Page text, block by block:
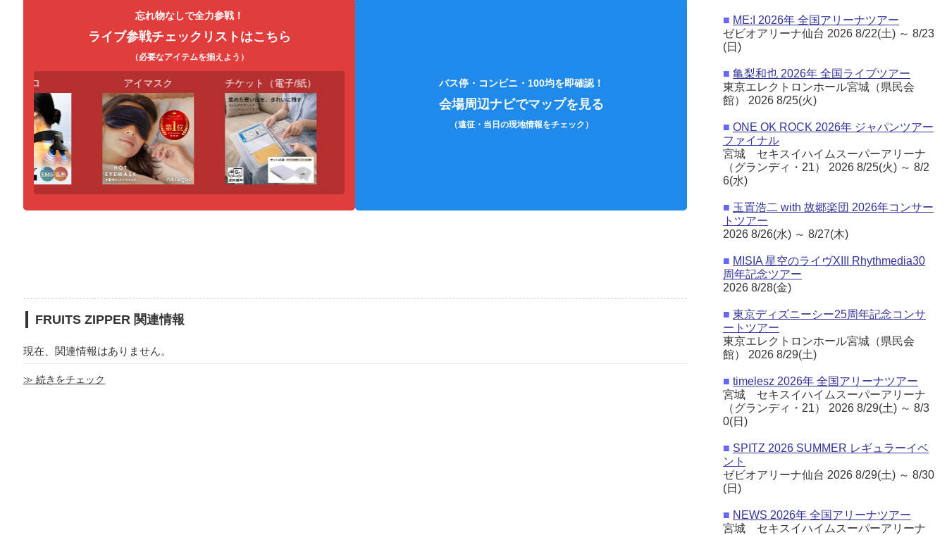
忘れ物なしで全力参戦！
ライブ参戦チェックリストはこちら
（必要なアイテムを揃えよう）
アイマスク チケット（電子/紙） メインバッグ（リュック等） 双眼鏡ストラップ
バス停・コンビニ・100均を即確認！
会場周辺ナビでマップを見る
（遠征・当日の現地情報をチェック）
FRUITS ZIPPER 関連情報
現在、関連情報はありません。
≫ 続きをチェック
■ ME:I 2026年 全国アリーナツアー
ゼビオアリーナ仙台 2026 8/22(土) ～ 8/23
(日)
■ 亀梨和也 2026年 全国ライブツアー
東京エレクトロンホール宮城（県民会
館） 2026 8/25(火)
■ ONE OK ROCK 2026年 ジャパンツアー
ファイナル
宮城 セキスイハイムスーパーアリーナ
（グランディ・21） 2026 8/25(火) ～ 8/2
6(水)
■ 玉置浩二 with 故郷楽団 2026年コンサー
トツアー
2026 8/26(水) ～ 8/27(木)
■ MISIA 星空のライヴXIII Rhythmedia30
周年記念ツアー
2026 8/28(金)
■ 東京ディズニーシー25周年記念コンサ
ートツアー
東京エレクトロンホール宮城（県民会
館） 2026 8/29(土)
■ timelesz 2026年 全国アリーナツアー
宮城 セキスイハイムスーパーアリーナ
（グランディ・21） 2026 8/29(土) ～ 8/3
0(日)
■ SPITZ 2026 SUMMER レギュラーイベ
ント
ゼビオアリーナ仙台 2026 8/29(土) ～ 8/30
(日)
■ NEWS 2026年 全国アリーナツアー
宮城 セキスイハイムスーパーアリーナ